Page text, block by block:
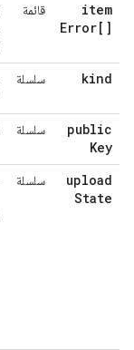
item
Error[]
قائمة
kind سلسلة
public
Key
سلسلة
upload
State
سلسلة